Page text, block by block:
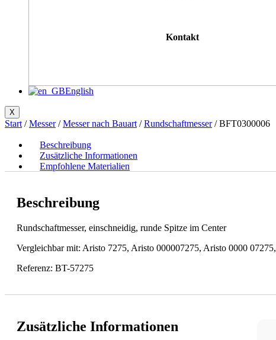
Kontakt
English
X
Start /Messer/Messer nach Bauart /Rundschaftmesser/ BFT0300006
Beschreibung
Zusätzliche Informationen
Empfohlene Materialien
Beschreibung
Rundschaftmesser, einschneidig, runde Spitze im Center
Vergleichbar mit: Aristo 7275, Aristo 000007275, Aristo 0000 07275,
Referenz: BT-57275
Zusätzliche Informationen